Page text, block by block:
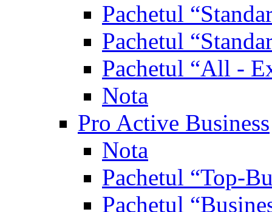
Pachetul
Pachetul
Pachetul “All -
Nota
Pro Active Business
Nota
Pachetul “Top-
Pachetul